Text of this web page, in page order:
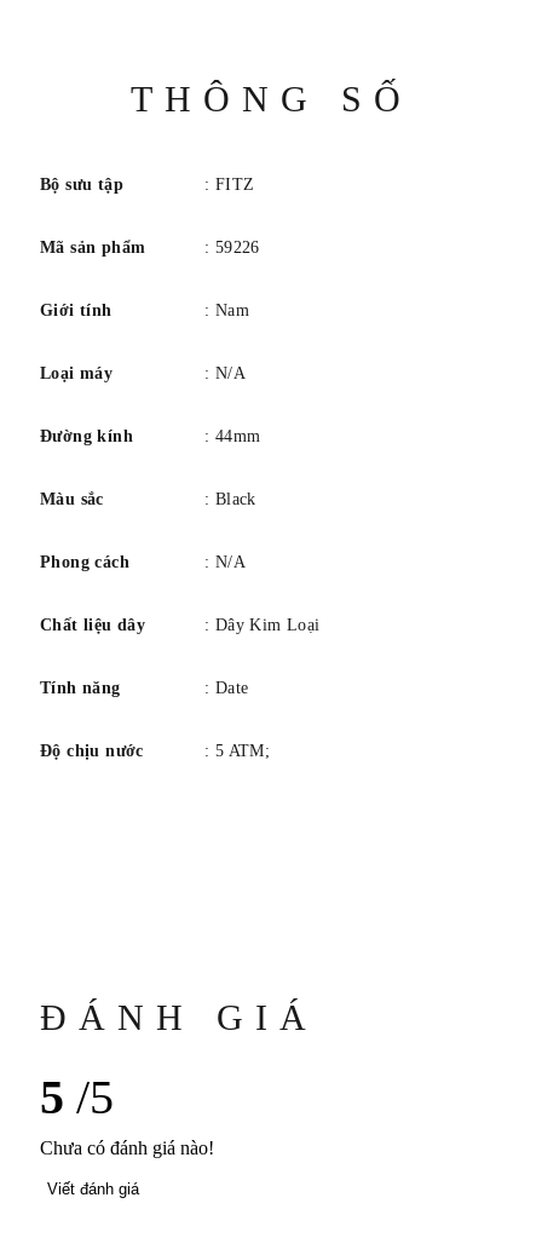
THÔNG SỐ
Bộ sưu tập : FITZ
Mã sản phẩm : 59226
Giới tính : Nam
Loại máy : N/A
Đường kính : 44mm
Màu sắc : Black
Phong cách : N/A
Chất liệu dây : Dây Kim Loại
Tính năng : Date
Độ chịu nước : 5 ATM;
ĐÁNH GIÁ
5 /5
Chưa có đánh giá nào!
Viết đánh giá